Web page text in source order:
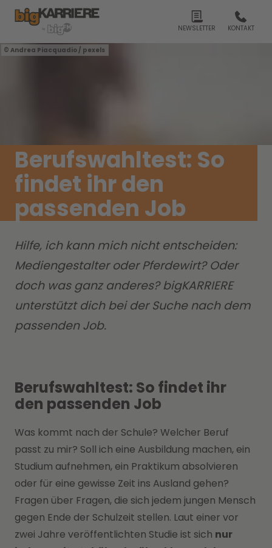
NEWSLETTER KONTAKT
Andrea Piacquadio / pexels
Berufswahltest: So
findet ihr den
passenden Job
Hilfe, ich kann mich nicht entscheiden:
Mediengestalter oder Pferdewirt? Oder
doch was ganz anderes? bigKARRIERE
unterstützt dich bei der Suche nach dem
passenden Job.
Berufswahltest: So findet ihr
den passenden Job
Was kommt nach der Schule? Welcher Beruf
passt zu mir? Soll ich eine Ausbildung machen, ein
Studium aufnehmen, ein Praktikum absolvieren
oder für eine gewisse Zeit ins Ausland gehen?
Fragen über Fragen, die sich jedem jungen Mensch
gegen Ende der Schulzeit stellen. Laut einer vor
zwei Jahre veröffentlichten Studie ist sich nur